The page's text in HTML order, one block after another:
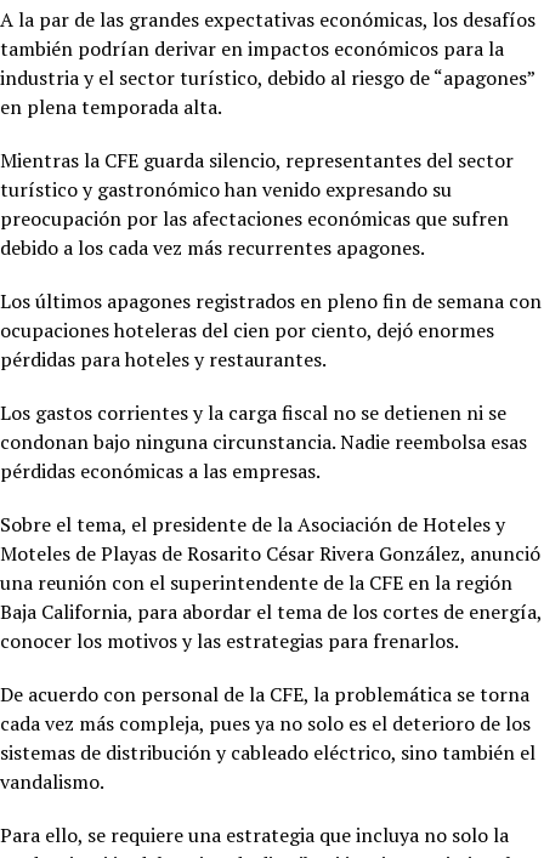
A la par de las grandes expectativas económicas, los desafíos
también podrían derivar en impactos económicos para la
industria y el sector turístico, debido al riesgo de “apagones”
en plena temporada alta.
Mientras la CFE guarda silencio, representantes del sector
turístico y gastronómico han venido expresando su
preocupación por las afectaciones económicas que sufren
debido a los cada vez más recurrentes apagones.
Los últimos apagones registrados en pleno fin de semana con
ocupaciones hoteleras del cien por ciento, dejó enormes
pérdidas para hoteles y restaurantes.
Los gastos corrientes y la carga fiscal no se detienen ni se
condonan bajo ninguna circunstancia. Nadie reembolsa esas
pérdidas económicas a las empresas.
Sobre el tema, el presidente de la Asociación de Hoteles y
Moteles de Playas de Rosarito César Rivera González, anunció
una reunión con el superintendente de la CFE en la región
Baja California, para abordar el tema de los cortes de energía,
conocer los motivos y las estrategias para frenarlos.
De acuerdo con personal de la CFE, la problemática se torna
cada vez más compleja, pues ya no solo es el deterioro de los
sistemas de distribución y cableado eléctrico, sino también el
vandalismo.
Para ello, se requiere una estrategia que incluya no solo la